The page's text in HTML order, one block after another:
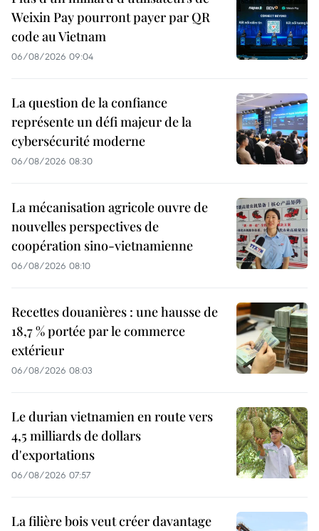
Weixin Pay pourront payer par QR
code au Vietnam
06/08/2026 09:04
La question de la confiance
représente un défi majeur de la
cybersécurité moderne
06/08/2026 08:30
La mécanisation agricole ouvre de
nouvelles perspectives de
coopération sino-vietnamienne
06/08/2026 08:10
Recettes douanières : une hausse de
18,7 % portée par le commerce
extérieur
06/08/2026 08:03
Le durian vietnamien en route vers
4,5 milliards de dollars
d'exportations
06/08/2026 07:57
La filière bois veut créer davantage